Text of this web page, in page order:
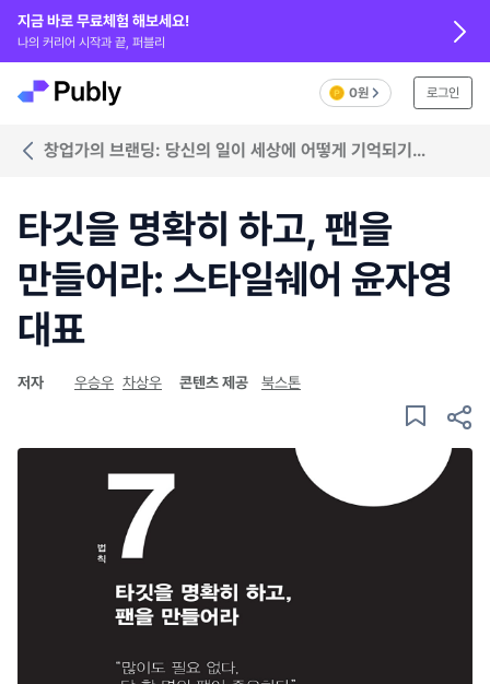
지금 바로 무료체험 해보세요!
나의 커리어 시작과 끝, 퍼블리
0원 로그인
창업가의 브랜딩: 당신의 일이 세상에 어떻게 기억되기
타깃을 명확히 하고, 팬을
만들어라: 스타일쉐어 윤자영
대표
저자 우승우 차상우 콘텐츠 제공 북스톤